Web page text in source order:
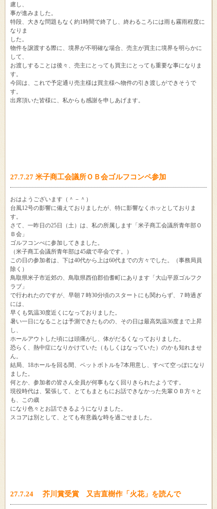
慮し、
事が進みました。
特段、大きな問題もなく約1時間で終了し、終わるころには雨も霧雨程度に
なりま
した。
物件を譲渡する際に、境界が不明確な場合、売主が買主に境界を明らかに
して、
お渡しすることは後々、売主にとっても買主にとっても重要な事になりま
す。
今回は、これで予定通り売主様は買主様へ物件の引き渡しができそうで
す。
出席頂いた皆様に、私からも感謝を申しあげます。
27.7.27 米子商工会議所ＯＢ会ゴルフコンペ参加
おはようございます（＾－＾）
台風12号の影響に備えておりましたが、特に影響なくホッとしておりま
す。
さて、一昨日の25日（土）は、私の所属します「米子商工会議所青年部Ｏ
Ｂ会」
ゴルフコンぺに参加してきました。
（米子商工会議所青年部は45歳で卒会です。）
この日の参加者は、下は40代から上は60代までの方々でした。（事務局員
除く）
鳥取県米子市近郊の、鳥取県西伯郡伯耆町にあります「大山平原ゴルフク
ラブ」
で行われたのですが、早朝７時30分頃のスタートにも関わらず、７時過ぎ
には、
早くも気温30度近くになっておりました。
暑い一日になることは予測できたものの、その日は最高気温36度まで上昇
し、
ホールアウトした頃には頭痛がし、体がだるくなっておりました。
恐らく、熱中症になりかけていた（もしくはなっていた）のかも知れませ
ん。
結局、18ホールを回る間、ペットボトルを7本用意し、すべて空っぽになり
ました。
何とか、参加者の皆さん全員が何事もなく回りきられたようです。
現役時代は、緊張して、とてもまともにお話できなかった先輩ＯＢ方々と
も、この歳
になり色々とお話できるようになりました。
スコアは別として、とても有意義な時を過ごせました。
27.7.24 芥川賞受賞 又吉直樹作「火花」を読んで